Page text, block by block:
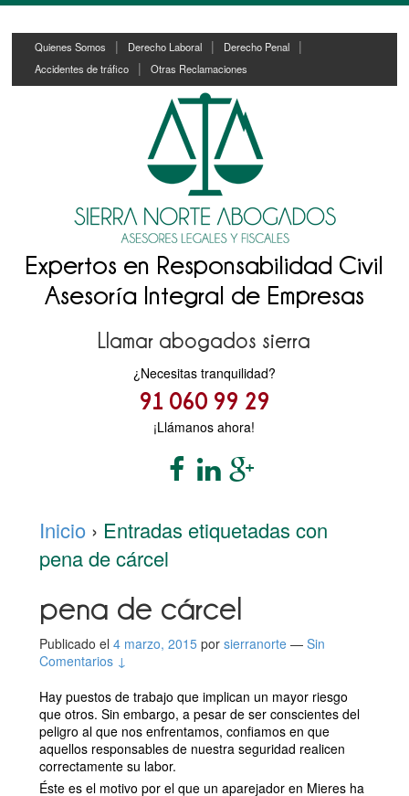
Skip
content
Skip
main
Quienes Somos Derecho Laboral
Derecho Penal
Accidentes de tráfico
Otras Reclamaciones
Expertos en Responsabilidad Civil
Asesoría Integral de Empresas
Llamar abogados sierra
¿Necesitas tranquilidad?
91 060 99 29
¡Llámanos ahora!
Inicio › Entradas etiquetadas con
pena de cárcel
pena de cárcel
Publicado el4 marzo, 2015 porsierranorte — Sin
Comentarios ↓
Hay puestos de trabajo que implican un mayor riesgo
que otros. Sin embargo, a pesar de ser conscientes del
peligro al que nos enfrentamos, confiamos en que
aquellos responsables de nuestra seguridad realicen
correctamente su labor.
Éste es el motivo por el que un aparejador en Mieres ha